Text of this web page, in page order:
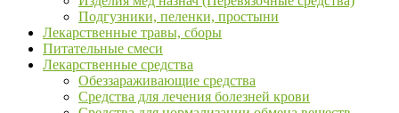
Подгузники, пеленки, простыни
Лекарственные травы, сборы
Питательные смеси
Лекарственные средства
Обеззараживающие средства
Средства для лечения болезней крови